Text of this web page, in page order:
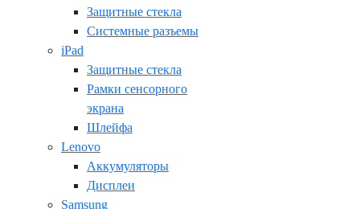
Защитные стекла
Системные разъемы
iPad
Защитные стекла
Рамки сенсорного
экрана
Шлейфа
Lenovo
Аккумуляторы
Дисплеи
Samsung